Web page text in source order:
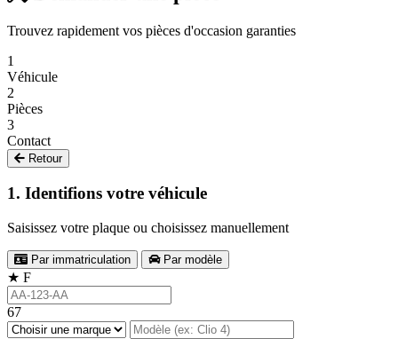
Trouvez rapidement vos pièces d'occasion garanties
1
Véhicule
2
Pièces
3
Contact
Retour
1. Identifions votre véhicule
Saisissez votre plaque ou choisissez manuellement
Par immatriculation Par modèle
★ F
67